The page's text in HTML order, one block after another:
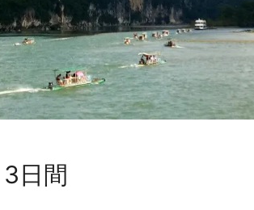
九寨溝 成都
ループ情報
受賞実績＆メデ
ア報
日間